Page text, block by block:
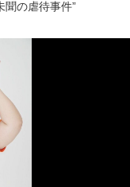
聞の虐待事件”